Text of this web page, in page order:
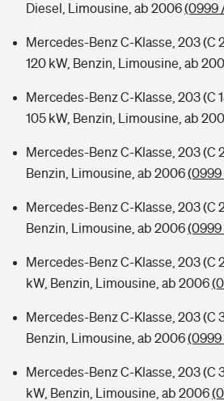
Diesel, Limousine, ab 2006(0999
Mercedes-Benz C-Klasse, 203 (C
120 kW, Benzin, Limousine, ab
Mercedes-Benz C-Klasse, 203 (C
105 kW, Benzin, Limousine, ab
Mercedes-Benz C-Klasse, 203 (C
Benzin, Limousine, ab 2006(0999
Mercedes-Benz C-Klasse, 203 (C
Benzin, Limousine, ab 2006(0999
Mercedes-Benz C-Klasse, 203 (C
kW, Benzin, Limousine, ab 2006
Mercedes-Benz C-Klasse, 203 (C
Benzin, Limousine, ab 2006(0999
Mercedes-Benz C-Klasse, 203 (C
kW, Benzin, Limousine, ab 2006